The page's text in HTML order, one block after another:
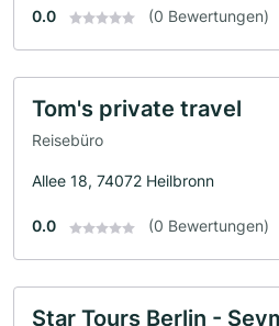
0.0 (0 Bewertungen)
Tom's private travel
Reisebüro
Allee 18, 74072 Heilbronn
0.0 (0 Bewertungen)
Star Tours Berlin -